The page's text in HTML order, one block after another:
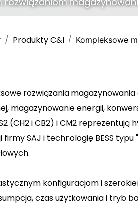
Produkty C&I Kompleksowe
rozwiązania
magazynowanie energii,
(CH2 i CB2) i CM2
firmy SAJ i technologię BESS
konfiguracjom i
czas użytkowania i tryb